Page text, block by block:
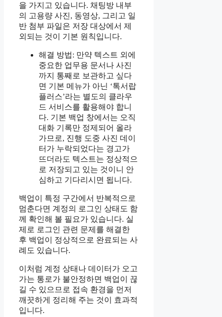
을 가지고 있습니다. 채팅방 내부
의 고용량 사진, 동영상, 그리고 일
반 첨부 파일은 저장 대상에서 제
외되는 것이 기본 원칙입니다.
해결 방법: 만약 텍스트 외에
중요한 업무용 문서나 사진
까지 통째로 보관하고 싶다
면 기본 메뉴가 아닌 ‘톡서랍
플러스’라는 별도의 클라우
드 서비스를 활용해야 합니
다. 기본 백업 창에서는 오직
대화 기록만 정제되어 올라
가므로, 진행 도중 사진 데이
터가 누락되었다는 경고가
뜨더라도 텍스트는 정상적으
로 저장되고 있는 것이니 안
심하고 기다리시면 됩니다.
백업이 특정 구간에서 반복적으로
멈춘다면 계정의 로그인 상태도 함
께 확인해 볼 필요가 있습니다. 실
제로 로그인 관련 문제를 해결한
후 백업이 정상적으로 완료되는 사
례도 있습니다.
이처럼 계정 상태나 데이터가 오고
가는 통로가 불안정하면 백업이 끊
길 수 있으므로 접속 환경을 먼저
깨끗하게 정리해 주는 것이 효과적
입니다.